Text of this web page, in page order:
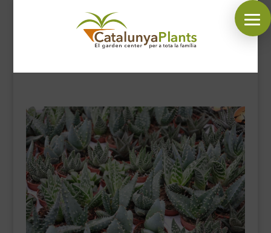
SÍGUENOS EN:
INICIO
PLANTAS
COMPLEMENTOS JARDÍN
MASCOTAS
DECORACIÓN
HORARIO GARDEN